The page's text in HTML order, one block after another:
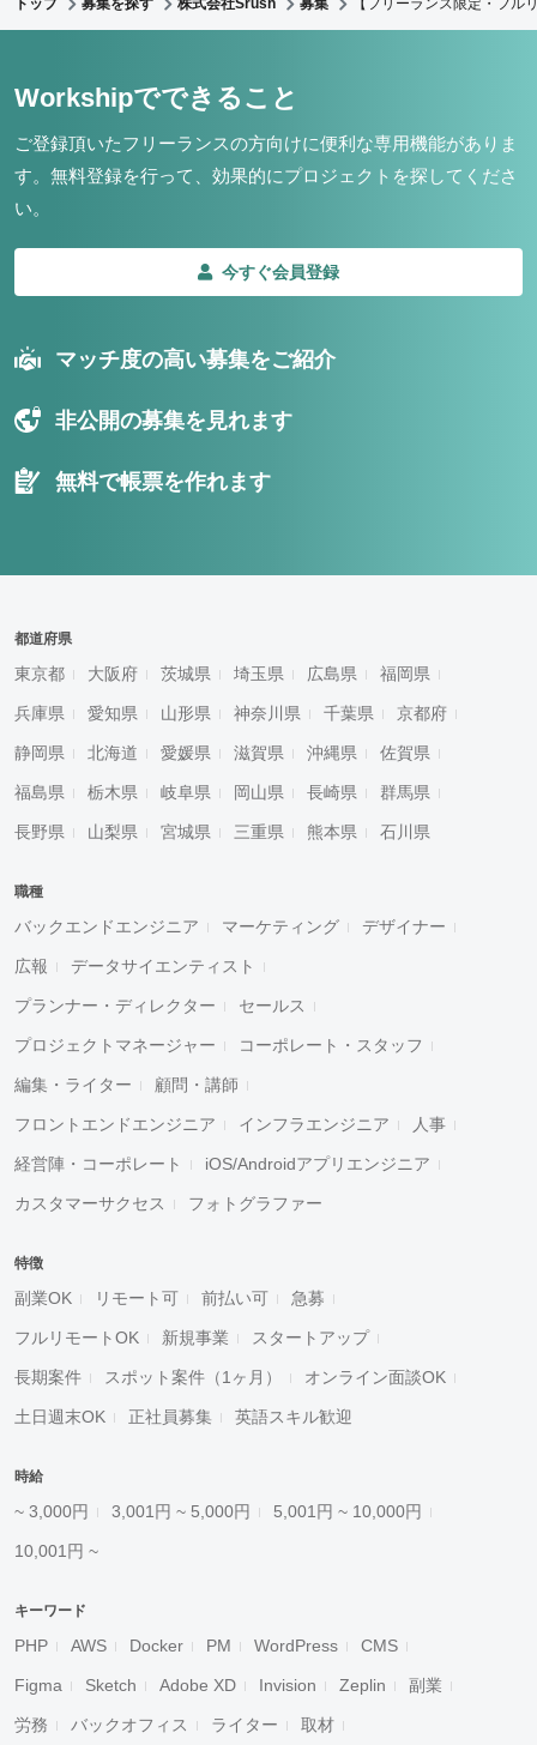
トップ 募集を探す 株式会社Srush 募集 【フリーランス限定・フ
Workshipでできること
ご登録頂いたフリーランスの方向けに便利な専用機能がありま
す。 無料登録を行って、効果的にプロジェクトを探してくださ
い。
今すぐ会員登録
マッチ度の高い募集をご紹介
非公開の募集を見れます
無料で帳票を作れます
都道府県
東京都 大阪府 茨城県 埼玉県 広島県 福岡県
兵庫県 愛知県 山形県 神奈川県 千葉県 京都府
静岡県 北海道 愛媛県 滋賀県 沖縄県 佐賀県
福島県 栃木県 岐阜県 岡山県 長崎県 群馬県
長野県 山梨県 宮城県 三重県 熊本県 石川県
職種
バックエンドエンジニア マーケティング デザイナー
広報 データサイエンティスト
プランナー・ディレクター セールス
プロジェクトマネージャー コーポレート・スタッフ
編集・ライター 顧問・講師
フロントエンドエンジニア インフラエンジニア 人事
経営陣・コーポレート iOS/Androidアプリエンジニア
カスタマーサクセス フォトグラファー
特徴
副業OK リモート可 前払い可 急募
フルリモートOK 新規事業 スタートアップ
長期案件 スポット案件（1ヶ月） オンライン面談OK
土日週末OK 正社員募集 英語スキル歓迎
時給
~ 3,000円 3,001円 ~ 5,000円 5,001円 ~ 10,000円
10,001円 ~
キーワード
PHP AWS Docker PM WordPress CMS
Figma Sketch Adobe XD Invision Zeplin 副業
労務 バックオフィス ライター 取材